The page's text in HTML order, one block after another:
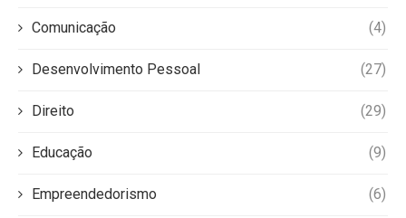
Comunicação (4)
Desenvolvimento Pessoal (27)
Direito (29)
Educação (9)
Empreendedorismo (6)